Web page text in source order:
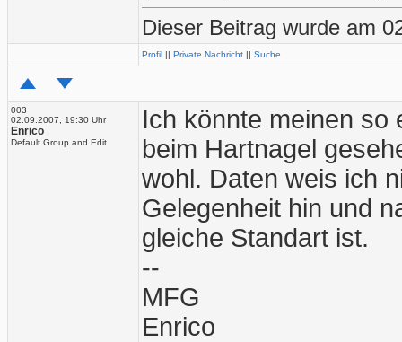
Dieser Beitrag wurde am
Profil || Private Nachricht || Suche
003
02.09.2007, 19:30 Uhr
Enrico
Default Group and Edit
Ich könnte meinen so
beim Hartnagel
wohl. Daten weis ich
Gelegenheit hin und
gleiche Standart ist.
--
MFG
Enrico